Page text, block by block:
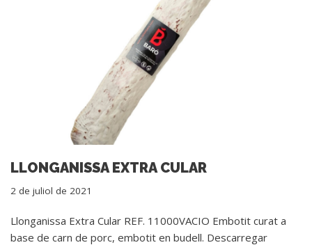
LLONGANISSA EXTRA CULAR
2 de juliol de 2021
Llonganissa Extra Cular REF. 11000VACIO Embotit curat a
base de carn de porc, embotit en budell. Descarregar